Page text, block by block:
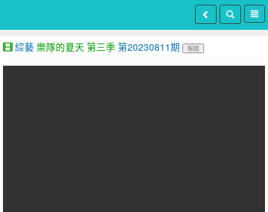
綜藝 樂隊的夏天 第三季 第20230811期 報錯